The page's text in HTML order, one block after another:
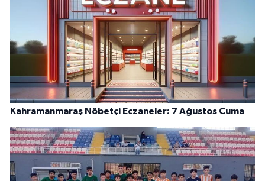
Kahramanmaraş Nöbetçi Eczaneler: 7 Ağustos Cuma